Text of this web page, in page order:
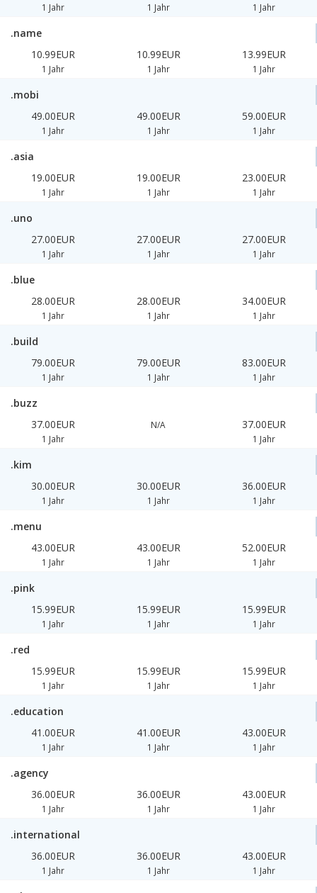
1 Jahr 1 Jahr 1 Jahr
.name
10.99EUR
1 Jahr
10.99EUR
1 Jahr
13.99EUR
1 Jahr
.mobi
49.00EUR
1 Jahr
49.00EUR
1 Jahr
59.00EUR
1 Jahr
.asia
19.00EUR
1 Jahr
19.00EUR
1 Jahr
23.00EUR
1 Jahr
.uno
27.00EUR
1 Jahr
27.00EUR
1 Jahr
27.00EUR
1 Jahr
.blue
28.00EUR
1 Jahr
28.00EUR
1 Jahr
34.00EUR
1 Jahr
.build
79.00EUR
1 Jahr
79.00EUR
1 Jahr
83.00EUR
1 Jahr
.buzz
37.00EUR
1 Jahr
N/A 37.00EUR
1 Jahr
.kim
30.00EUR
1 Jahr
30.00EUR
1 Jahr
36.00EUR
1 Jahr
.menu
43.00EUR
1 Jahr
43.00EUR
1 Jahr
52.00EUR
1 Jahr
.pink
15.99EUR
1 Jahr
15.99EUR
1 Jahr
15.99EUR
1 Jahr
.red
15.99EUR
1 Jahr
15.99EUR
1 Jahr
15.99EUR
1 Jahr
.education
41.00EUR
1 Jahr
41.00EUR
1 Jahr
43.00EUR
1 Jahr
.agency
36.00EUR
1 Jahr
36.00EUR
1 Jahr
43.00EUR
1 Jahr
.international
36.00EUR
1 Jahr
36.00EUR
1 Jahr
43.00EUR
1 Jahr